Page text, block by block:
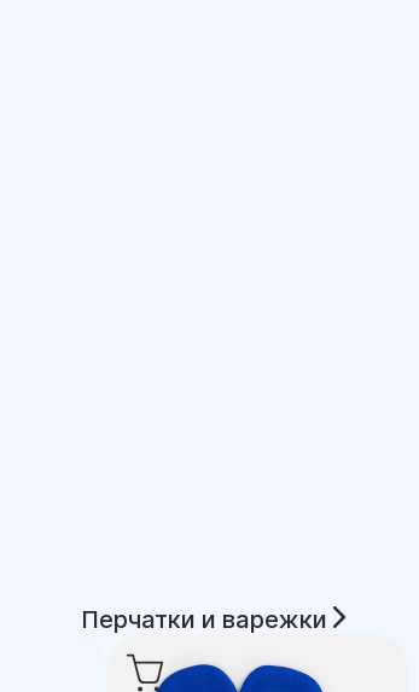
Перчатки и варежки